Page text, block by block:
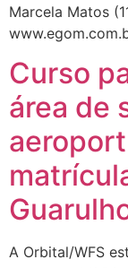
Marcela Matos
Curso
área de
A Orbital/WFS